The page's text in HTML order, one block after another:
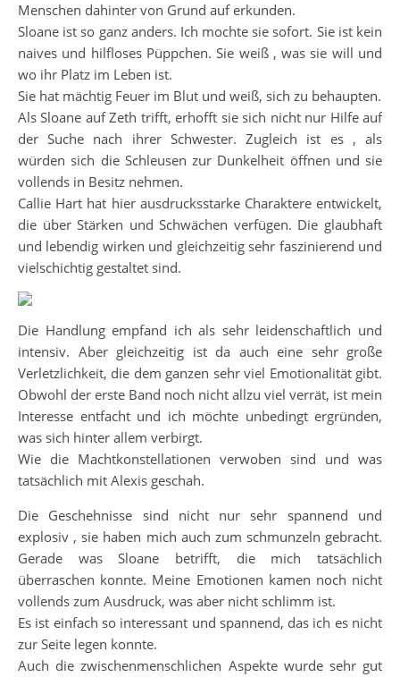
Menschen dahinter von Grund auf erkunden.
Sloane ist so ganz anders. Ich mochte sie sofort. Sie ist kein
naives und hilfloses Püppchen. Sie weiß , was sie will und
wo ihr Platz im Leben ist.
Sie hat mächtig Feuer im Blut und weiß, sich zu behaupten.
Als Sloane auf Zeth trifft, erhofft sie sich nicht nur Hilfe auf
der Suche nach ihrer Schwester. Zugleich ist es , als
würden sich die Schleusen zur Dunkelheit öffnen und sie
vollends in Besitz nehmen.
Callie Hart hat hier ausdrucksstarke Charaktere entwickelt,
die über Stärken und Schwächen verfügen. Die glaubhaft
und lebendig wirken und gleichzeitig sehr faszinierend und
vielschichtig gestaltet sind.
Die Handlung empfand ich als sehr leidenschaftlich und
intensiv. Aber gleichzeitig ist da auch eine sehr große
Verletzlichkeit, die dem ganzen sehr viel Emotionalität gibt.
Obwohl der erste Band noch nicht allzu viel verrät, ist mein
Interesse entfacht und ich möchte unbedingt ergründen,
was sich hinter allem verbirgt.
Wie die Machtkonstellationen verwoben sind und was
tatsächlich mit Alexis geschah.
Die Geschehnisse sind nicht nur sehr spannend und
explosiv , sie haben mich auch zum schmunzeln gebracht.
Gerade was Sloane betrifft, die mich tatsächlich
überraschen konnte. Meine Emotionen kamen noch nicht
vollends zum Ausdruck, was aber nicht schlimm ist.
Es ist einfach so interessant und spannend, das ich es nicht
zur Seite legen konnte.
Auch die zwischenmenschlichen Aspekte wurde sehr gut